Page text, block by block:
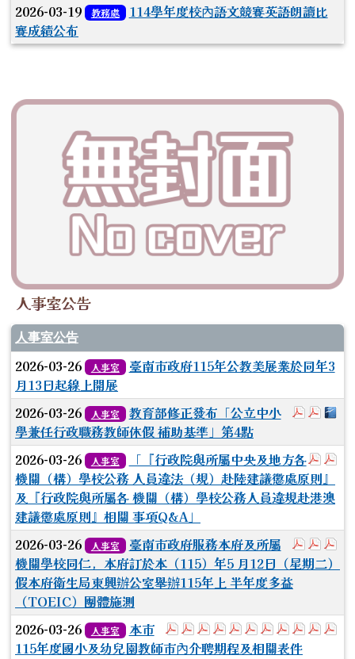
2026-03-19
教務處
114學年度校內語文競賽英語朗讀比
賽成績公布
人事室公告
人事室公告
2026-03-26 人事室
臺南市政府115年公教美展業於同年3
月13日起線上開展
於彈跳
於彈
2026-03-26 人事室
教育部修正發布「公立中小
學兼任行政職務教師休假 補助基準」第4點
於彈
2026-03-26 人事室
「『行政院與所屬中央及地方各
機關（構）學校公務 人員違法（規）赴陸建議懲處原則』
及『行政院與所屬各 機關（構）學校公務人員違規赴港澳
建議懲處原則』相關 事項Q&A」
於彈跳
於彈
2026-03-26 人事室
臺南市政府服務本府及所屬
機關學校同仁，本府訂於本（115）年5 月12日（星期二）
假本府衛生局東興辦公室舉辦115年上 半年度多益
（TOEIC）團體施測
於彈跳視窗觀看：1.115年度
於彈跳視窗觀看：2.實驗
於彈跳視窗觀看：3.新
於彈跳視窗觀看：4.
於彈跳視窗觀看：
於彈跳視窗觀
於彈跳視窗
於彈跳視
於彈跳
於彈
2026-03-26 人事室
本市
115年度國小及幼兒園教師市內介聘期程及相關表件